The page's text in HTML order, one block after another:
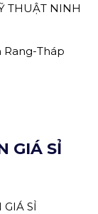
THUẬT NINH
Rang-Tháp
GIÁ SỈ
SỈ